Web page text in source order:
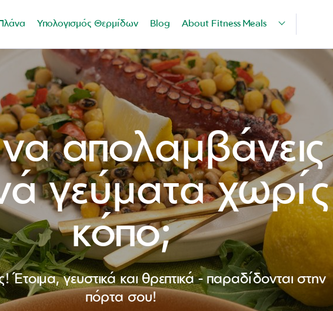
Υπολογισμός Θερμίδων Blog About Fitness Meals
απολαμβάνεις
γεύματα χωρίς
κόπο;
Έτοιμα, γευστικά και θρεπτικά - παραδίδονται στην
πόρτα σου!